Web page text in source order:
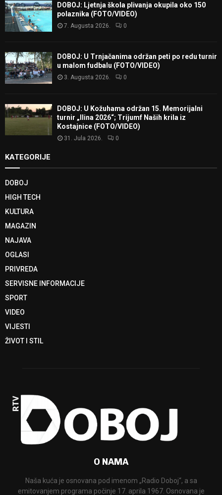
DOBOJ: Ljetnja škola plivanja okupila oko 150
polaznika (FOTO/VIDEO)
7. Augusta 2026. 0
DOBOJ: U Trnjačanima održan peti po redu turnir
u malom fudbalu (FOTO/VIDEO)
3. Augusta 2026. 0
DOBOJ: U Kožuhama održan 15. Memorijalni
turnir „Ilina 2026“; Trijumf Naših krila iz
Kostajnice (FOTO/VIDEO)
31. Jula 2026. 0
KATEGORIJE
DOBOJ
HIGH TECH
KULTURA
MAGAZIN
NAJAVA
OGLASI
PRIVREDA
SERVISNE INFORMACIJE
SPORT
VIDEO
VIJESTI
ŽIVOT I STIL
O NAMA
Naša kuća je osnovana pod imenom „Radio Doboj“, a sa
emitovanjem programa počinje 17. aprila 1967. Osnovana je